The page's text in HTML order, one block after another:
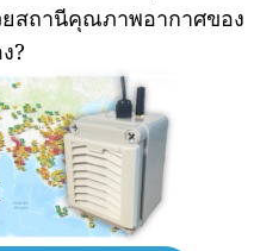
สถานีคุณภาพอากาศของ
?